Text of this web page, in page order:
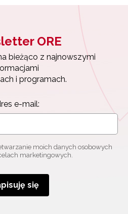
ORE
bieżąco z najnowszymi
i programach.
e-mail:
moich danych osobowych
marketingowych.
się
z najnowszymi
moich danych
marketingowych.